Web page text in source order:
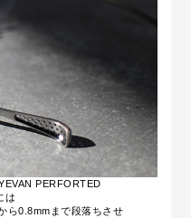
PERFORTED
は
ら0.8mmまで段落ちさせ